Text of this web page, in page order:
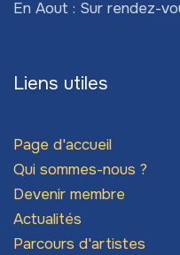
En Aout : Sur rendez-
Liens utiles
Page d'accueil
Qui sommes-nous ?
Devenir membre
Actualités
Parcours d'artistes